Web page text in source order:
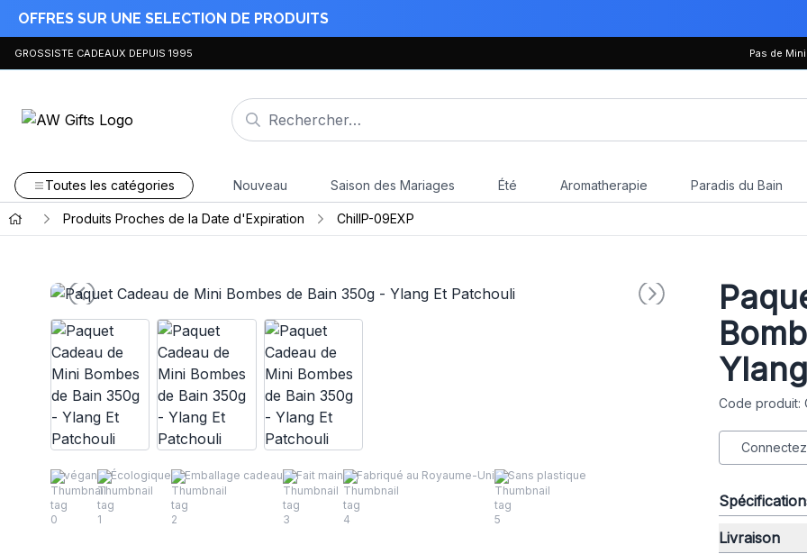
OFFRES SUR UNE SELECTION DE PRODUITS
GROSSISTE CADEAUX DEPUIS 1995 Pas de
Toutes les catégories Nouveau Saison des Mariages Été Aromatherapie Paradis du Bain
Produits Proches de la Date d'Expiration ChillP-09EXP
végan Écologique Emballage cadeau Fait main Fabriqué au Royaume-Uni Sans plastique
Code produit:
Livraison